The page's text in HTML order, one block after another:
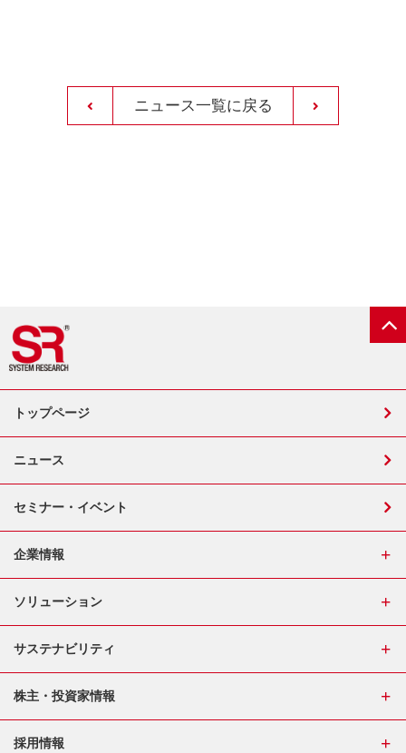
ニュース一覧に戻る
トップページ
ニュース
セミナー・イベント
企業情報
ソリューション
サステナビリティ
株主・投資家情報
採用情報